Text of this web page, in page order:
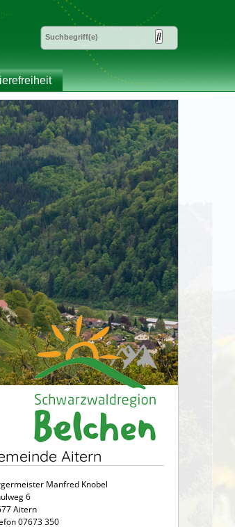
Aitern
Manfred Knobel
6
Aitern
07673 350